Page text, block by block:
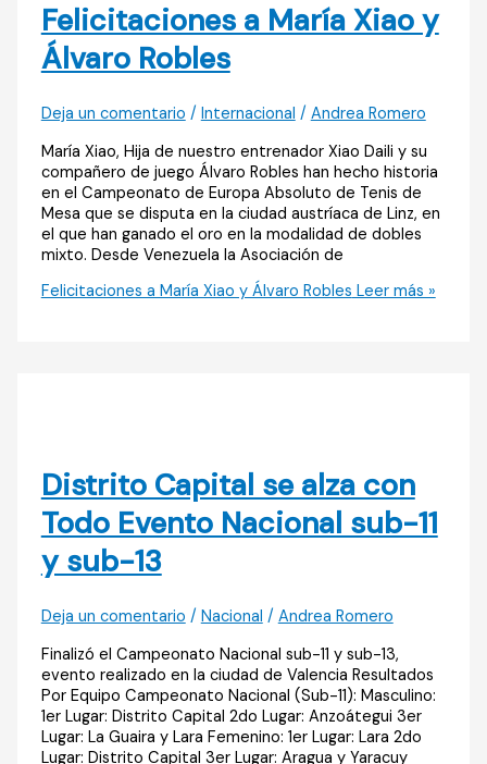
Felicitaciones a María Xiao y
Álvaro Robles
Deja un comentario / Internacional / Andrea Romero
María Xiao, Hija de nuestro entrenador Xiao Daili y su
compañero de juego Álvaro Robles han hecho historia
en el Campeonato de Europa Absoluto de Tenis de
Mesa que se disputa en la ciudad austríaca de Linz, en
el que han ganado el oro en la modalidad de dobles
mixto. Desde Venezuela la Asociación de
Felicitaciones a María Xiao y Álvaro Robles Leer más »
Distrito Capital se alza con
Todo Evento Nacional sub-11
y sub-13
Deja un comentario / Nacional / Andrea Romero
Finalizó el Campeonato Nacional sub-11 y sub-13,
evento realizado en la ciudad de Valencia Resultados
Por Equipo Campeonato Nacional (Sub-11): Masculino:
1er Lugar: Distrito Capital 2do Lugar: Anzoátegui 3er
Lugar: La Guaira y Lara Femenino: 1er Lugar: Lara 2do
Lugar: Distrito Capital 3er Lugar: Aragua y Yaracuy